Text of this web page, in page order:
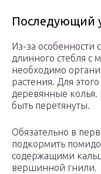
Последующий
Из-за особенности
длинного стебля с
необходимо
растения. Для
деревянные
быть перетянуты.
Обязательно в
подкормить
содержащими
вершинной гнили.